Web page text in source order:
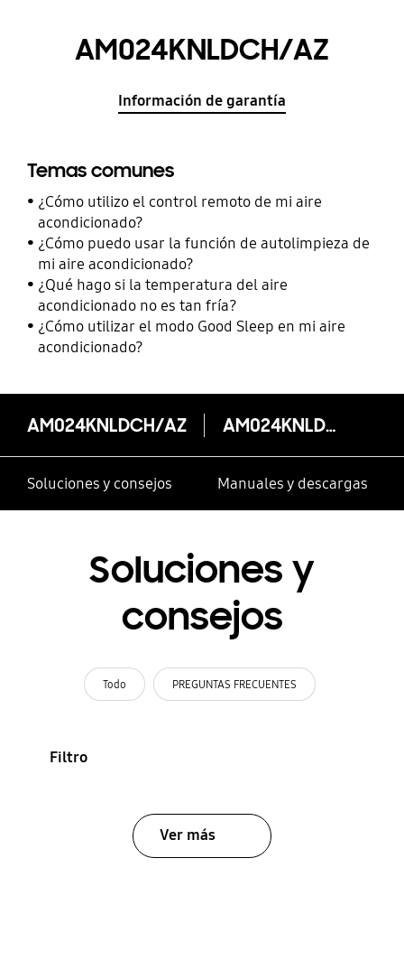
AM024KNLDCH/AZ
Información de garantía
Temas comunes
¿Cómo utilizo el control remoto de mi aire
acondicionado?
¿Cómo puedo usar la función de autolimpieza de
mi aire acondicionado?
¿Qué hago si la temperatura del aire
acondicionado no es tan fría?
¿Cómo utilizar el modo Good Sleep en mi aire
acondicionado?
AM024KNLDCH/AZ AM024KNLDCH/AZ
Soluciones y consejos Manuales y descargas
Soluciones y
consejos
Todo PREGUNTAS FRECUENTES
Filtro
Ver más